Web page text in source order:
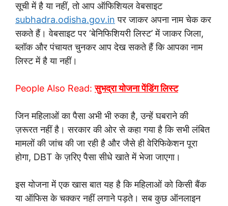
सूची में है या नहीं, तो आप ऑफिशियल वेबसाइट
subhadra.odisha.gov.in पर जाकर अपना नाम चेक कर
सकते हैं। वेबसाइट पर ‘बेनिफिशियरी लिस्ट’ में जाकर जिला,
ब्लॉक और पंचायत चुनकर आप देख सकते हैं कि आपका नाम
लिस्ट में है या नहीं।
People Also Read:सुभद्रा योजना पेंडिंग लिस्ट
जिन महिलाओं का पैसा अभी भी रुका है, उन्हें घबराने की
ज़रूरत नहीं है। सरकार की ओर से कहा गया है कि सभी लंबित
मामलों की जांच की जा रही है और जैसे ही वेरिफिकेशन पूरा
होगा, DBT के ज़रिए पैसा सीधे खाते में भेजा जाएगा।
इस योजना में एक खास बात यह है कि महिलाओं को किसी बैंक
या ऑफिस के चक्कर नहीं लगाने पड़ते। सब कुछ ऑनलाइन